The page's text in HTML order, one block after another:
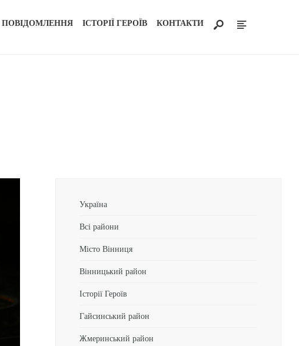
ПОВІДОМЛЕННЯ ІСТОРІЇ ГЕРОЇВ КОНТАКТИ
Україна
Всі райони
Місто Вінниця
Вінницький район
Історії Героїв
Гайсинський район
Жмеринський район